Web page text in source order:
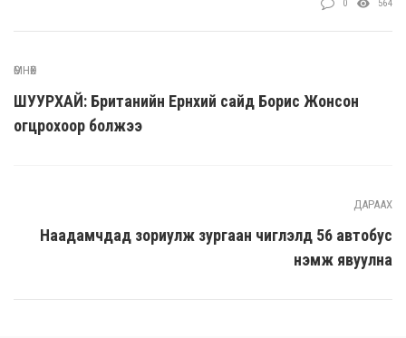
0 564
ӨМНӨХ
ШУУРХАЙ: Британийн Ерөнхий сайд Борис Жонсон
огцрохоор болжээ
ДАРААХ
Наадамчдад зориулж зургаан чиглэлд 56 автобус
нэмж явуулна